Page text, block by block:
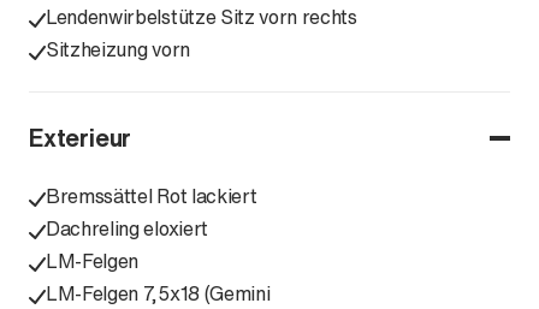
Lendenwirbelstütze Sitz vorn rechts
Sitzheizung vorn
Exterieur
Bremssättel Rot lackiert
Dachreling eloxiert
LM-Felgen
LM-Felgen 7,5x18 (Gemini